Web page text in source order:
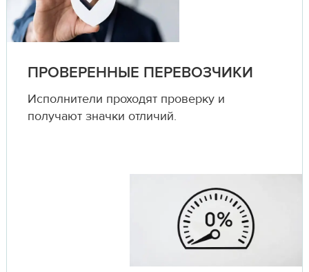
ПРОВЕРЕННЫЕ ПЕРЕВОЗЧИКИ
Исполнители проходят проверку и
получают значки отличий.